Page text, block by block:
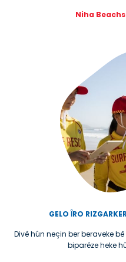
Niha
GELO ȊRO
Divê hûn neçin ber beraveke
biparêze heke